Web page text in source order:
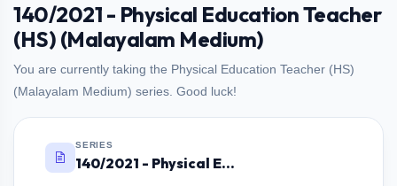
140/2021 - Physical Education Teacher
(HS) (Malayalam Medium)
You are currently taking the Physical Education Teacher (HS)
(Malayalam Medium) series. Good luck!
SERIES
140/2021 - Physical Education Teacher (HS) (Malayalam Medium)